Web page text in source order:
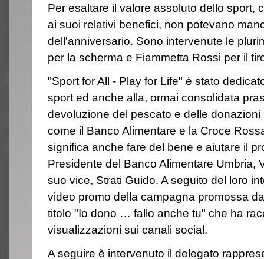
Per esaltare il valore assoluto dello sport,
ai suoi relativi benefici, non potevano
dell'anniversario. Sono intervenute le
per la scherma e Fiammetta Rossi per il
"Sport for All - Play for Life" è stato
sport ed anche alla, ormai consolidata
devoluzione del pescato e delle
come il Banco Alimentare e la Croce
significa anche fare del bene e aiutare il
Presidente del Banco Alimentare Umbria,
suo vice, Strati Guido. A seguito del loro
video promo della campagna promossa
titolo "Io dono … fallo anche tu" che ha
visualizzazioni sui canali social.
A seguire è intervenuto il delegato